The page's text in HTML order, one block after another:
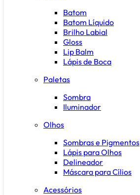
Batom
Batom Líquido
Brilho Labial
Gloss
Lip Balm
Lápis de Boca
Paletas
Sombra
Iluminador
Olhos
Sombras e Pigmentos
Lápis para Olhos
Delineador
Máscara para Cílios
Acessórios